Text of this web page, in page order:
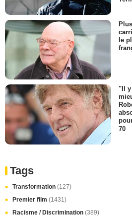
le
"Il y
70
Tags
Transformation (127)
Premier film (1431)
Racisme / Discrimination (389)